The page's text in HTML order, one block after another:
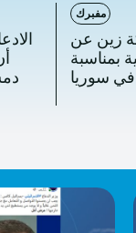
مفبرك
زين عن
بمناسبة